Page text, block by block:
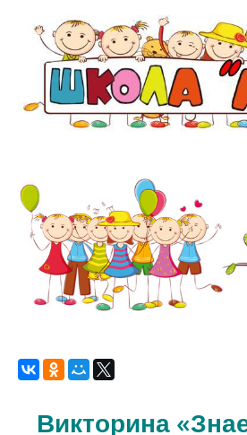
Викторина